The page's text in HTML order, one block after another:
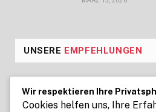
UNSERE EMPFEHLUNGEN
Seoul Business
Professional
Wir respektieren Ihre
Cookies helfen uns, Ihre